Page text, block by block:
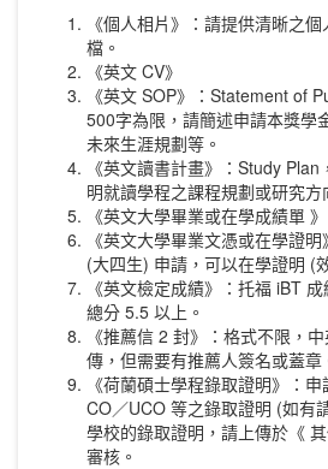
《個人相片》：請提供清晰之
檔。
《英文 CV》
《英文 SOP》：Statement of
500字為限，請簡述申請本獎學
未來生涯規劃等。
《英文讀書計畫》：Study
明就讀學程之課程規劃或研究方
《英文大學畢業或在學成績單 》
《英文大學畢業文憑或在學證
(大四生) 申請，可以在學證明 (
《英文檢定成績》：托福 iBT
總分 5.5 以上。
《推薦信 2 封》：格式不限，
傳，但需要有推薦人簽名或蓋章
《荷蘭碩士學程錄取證明》：
CO／UCO 等之錄取證明 (如有
學校的錄取證明，請上傳於《
審核。